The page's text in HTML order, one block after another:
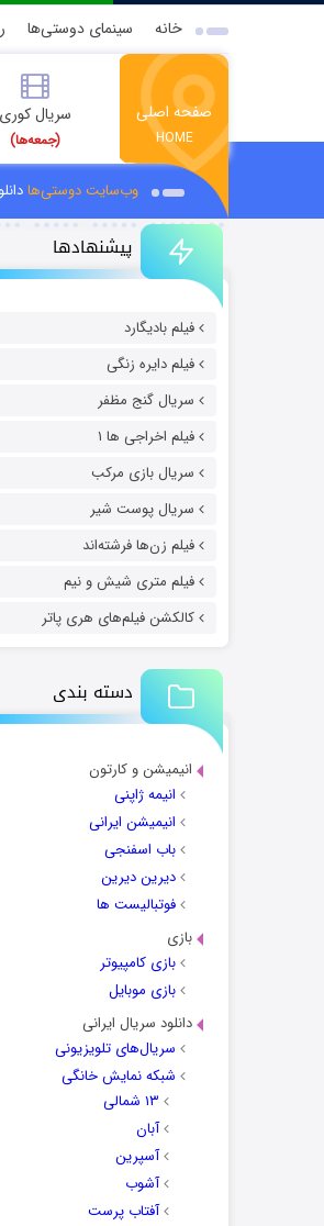
خانه سینمای دوستی‌ها
صفحه اصلی
HOME
سریال کوری
(جمعه‌ها)
وب‌سایت دوستی‌ها
پیشنهادها
فیلم بادیگارد
فیلم دایره زنگی
سریال گنج مظفر
فیلم اخراجی ها ۱
سریال بازی مرکب
سریال پوست شیر
فیلم زن‌ها فرشته‌اند
فیلم متری شیش و نیم
کالکشن فیلم‌های هری پاتر
دسته بندی
انیمیشن و کارتون
انیمه ژاپنی
انیمیشن ایرانی
باب اسفنجی
دیرین دیرین
فوتبالیست ها
بازی
بازی کامپیوتر
بازی موبایل
دانلود سریال ایرانی
سریال‌های تلویزیونی
شبکه نمایش خانگی
۱۳ شمالی
آبان
آسپرین
آشوب
آفتاب پرست